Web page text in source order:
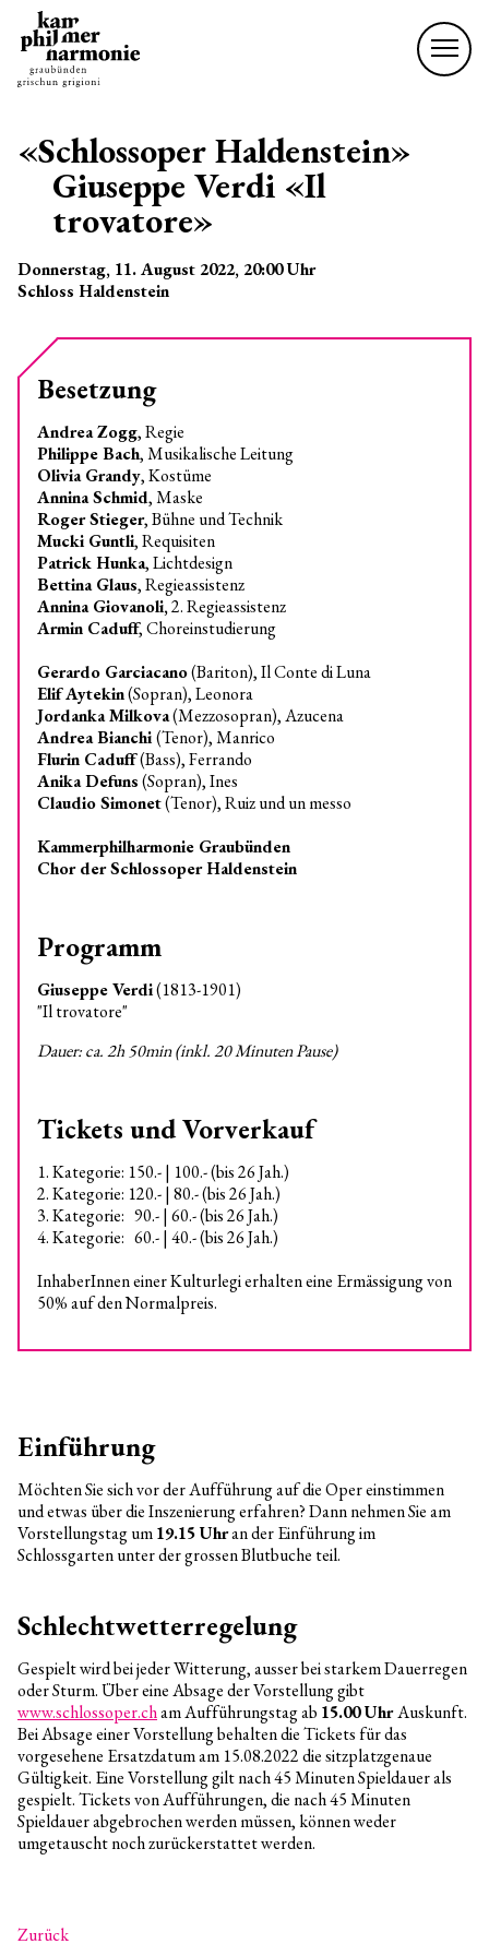
«Schlossoper Haldenstein»
Giuseppe Verdi «Il
trovatore»
Donnerstag, 11. August 2022, 20:00Uhr
Schloss Haldenstein
Einführung
Möchten Sie sich vor der Aufführung auf die Oper einstimmen
und etwas über die Inszenierung erfahren? Dann nehmen Sie am
Vorstellungstag um19.15 Uhran der Einführung im
Schlossgarten unter der grossen Blutbuche teil.
Schlechtwetterregelung
Gespielt wird bei jeder Witterung, ausser bei starkem Dauerregen
oder Sturm. Über eine Absage der Vorstellung gibt
www.schlossoper.cham Aufführungstag ab 15.00 UhrAuskunft.
Bei Absage einer Vorstellung behalten die Tickets für das
vorgesehene Ersatzdatum am 15.08.2022 die sitzplatzgenaue
Gültigkeit. Eine Vorstellung gilt nach 45 Minuten Spieldauer als
gespielt. Tickets von Aufführungen, die nach 45 Minuten
Spieldauer abgebrochen werden müssen, können weder
umgetauscht noch zurückerstattet werden.
Besetzung
Andrea Zogg, Regie
Philippe Bach, Musikalische Leitung
Olivia Grandy, Kostüme
Annina Schmid, Maske
Roger Stieger, Bühne und Technik
Mucki Guntli, Requisiten
Patrick Hunka, Lichtdesign
Bettina Glaus, Regieassistenz
Annina Giovanoli,2. Regieassistenz
Armin Caduff, Choreinstudierung
Gerardo Garciacano(Bariton), Il Conte di Luna
Elif Aytekin(Sopran), Leonora
Jordanka Milkova(Mezzosopran), Azucena
Andrea Bianchi(Tenor), Manrico
Flurin Caduff(Bass), Ferrando
Anika Defuns(Sopran), Ines
Claudio Simonet(Tenor), Ruiz und un messo
Kammerphilharmonie Graubünden
Chor der Schlossoper Haldenstein
Programm
Giuseppe Verdi(1813-1901)
"Il trovatore"
Dauer: ca. 2h 50min (inkl. 20 Minuten Pause)
Tickets und Vorverkauf
1. Kategorie: 150.- | 100.- (bis 26 Jah.)
2. Kategorie: 120.- | 80.- (bis 26 Jah.)
3. Kategorie: 90.- | 60.- (bis 26 Jah.)
4. Kategorie: 60.- | 40.- (bis 26 Jah.)
InhaberInnen einer Kulturlegi erhalten eine Ermässigung von
50% auf den Normalpreis.
Zurück